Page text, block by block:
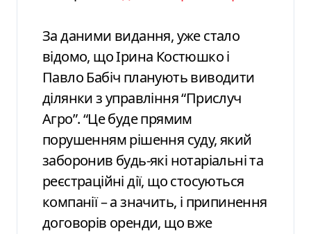
За даними видання, уже стало
відомо, що Ірина Костюшко і
Павло Бабіч планують виводити
ділянки з управління “Прислуч
Агро”. “Це буде прямим
порушенням рішення суду, який
заборонив будь-які нотаріальні та
реєстраційні дії, що стосуються
компанії – а значить, і припинення
договорів оренди, що вже